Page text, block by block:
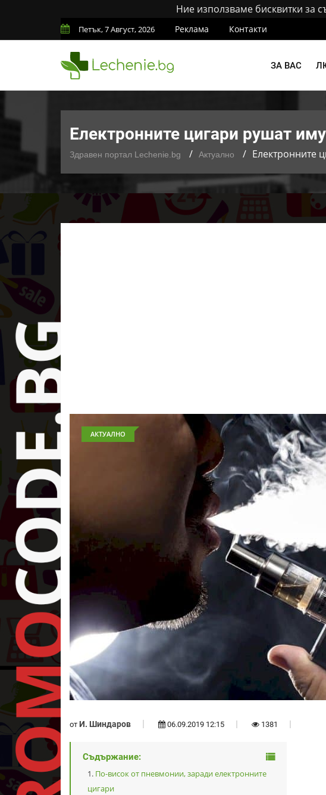
Ние използваме бисквитки за
Петък, 7 Август, 2026 Реклама Контакти
ЗА ВАС
Електронните цигари рушат
Здравен портал Lechenie.bg Актуално Електронните
АКТУАЛНО
от И. Шиндаров 06.09.2019 12:15 1381
Съдържание:
По-висок от пневмонии, заради електронните
цигари